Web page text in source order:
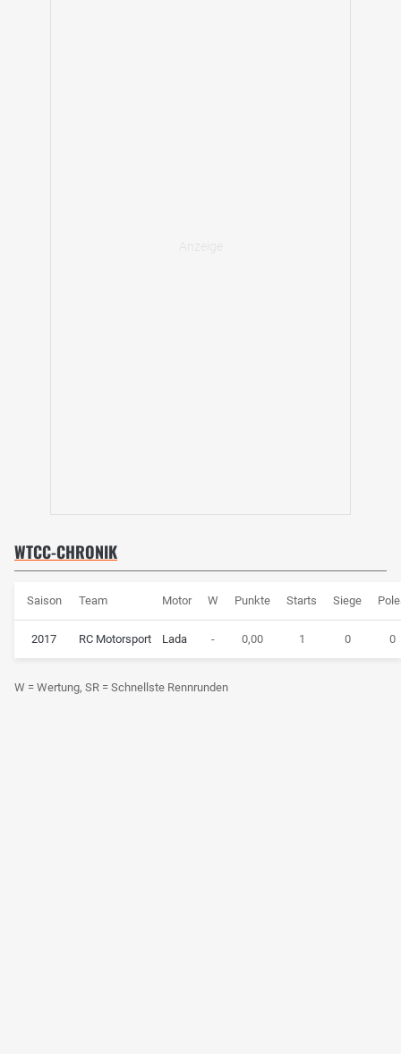
WTCC-CHRONIK
Saison Team Motor W Punkte Starts Siege
2017 RC Motorsport Lada - 0,00 1 0 0
W = Wertung, SR = Schnellste Rennrunden